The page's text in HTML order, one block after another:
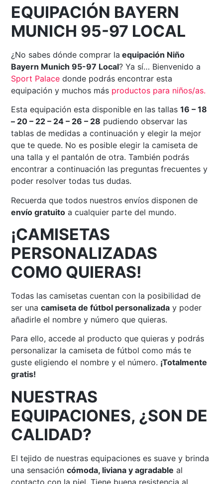
EQUIPACIÓN BAYERN
MUNICH 95-97 LOCAL
¿No sabes dónde comprar la equipación Niño
Bayern Munich 95-97 Local? Ya sí… Bienvenido a
Sport Palace donde podrás encontrar esta
equipación y muchos más productos para niños/as.
Esta equipación esta disponible en las tallas16 – 18
– 20 – 22 – 24 – 26 – 28 pudiendo observar las
tablas de medidas a continuación y elegir la mejor
que te quede. No es posible elegir la camiseta de
una talla y el pantalón de otra. También podrás
encontrar a continuación las preguntas frecuentes y
poder resolver todas tus dudas.
Recuerda que todos nuestros envíos disponen de
envío gratuito a cualquier parte del mundo.
¡CAMISETAS
PERSONALIZADAS
COMO QUIERAS!
Todas las camisetas cuentan con la posibilidad de
ser unacamiseta de fútbol personalizada y poder
añadirle el nombre y número que quieras.
Para ello, accede al producto que quieras y podrás
personalizar la camiseta de fútbol como más te
guste eligiendo el nombre y el número. ¡Totalmente
gratis!
NUESTRAS
EQUIPACIONES, ¿SON DE
CALIDAD?
El tejido de nuestras equipaciones es suave y brinda
una sensacióncómoda, liviana y agradable al
contacto con la piel. Tiene buena resistencia al